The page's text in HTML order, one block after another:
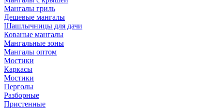
Мангалы гриль
Дешевые мангалы
Шашлычницы для дачи
Кованые мангалы
Мангальные зоны
Мангалы оптом
Мостики
Каркасы
Мостики
Перголы
Разборные
Пристенные